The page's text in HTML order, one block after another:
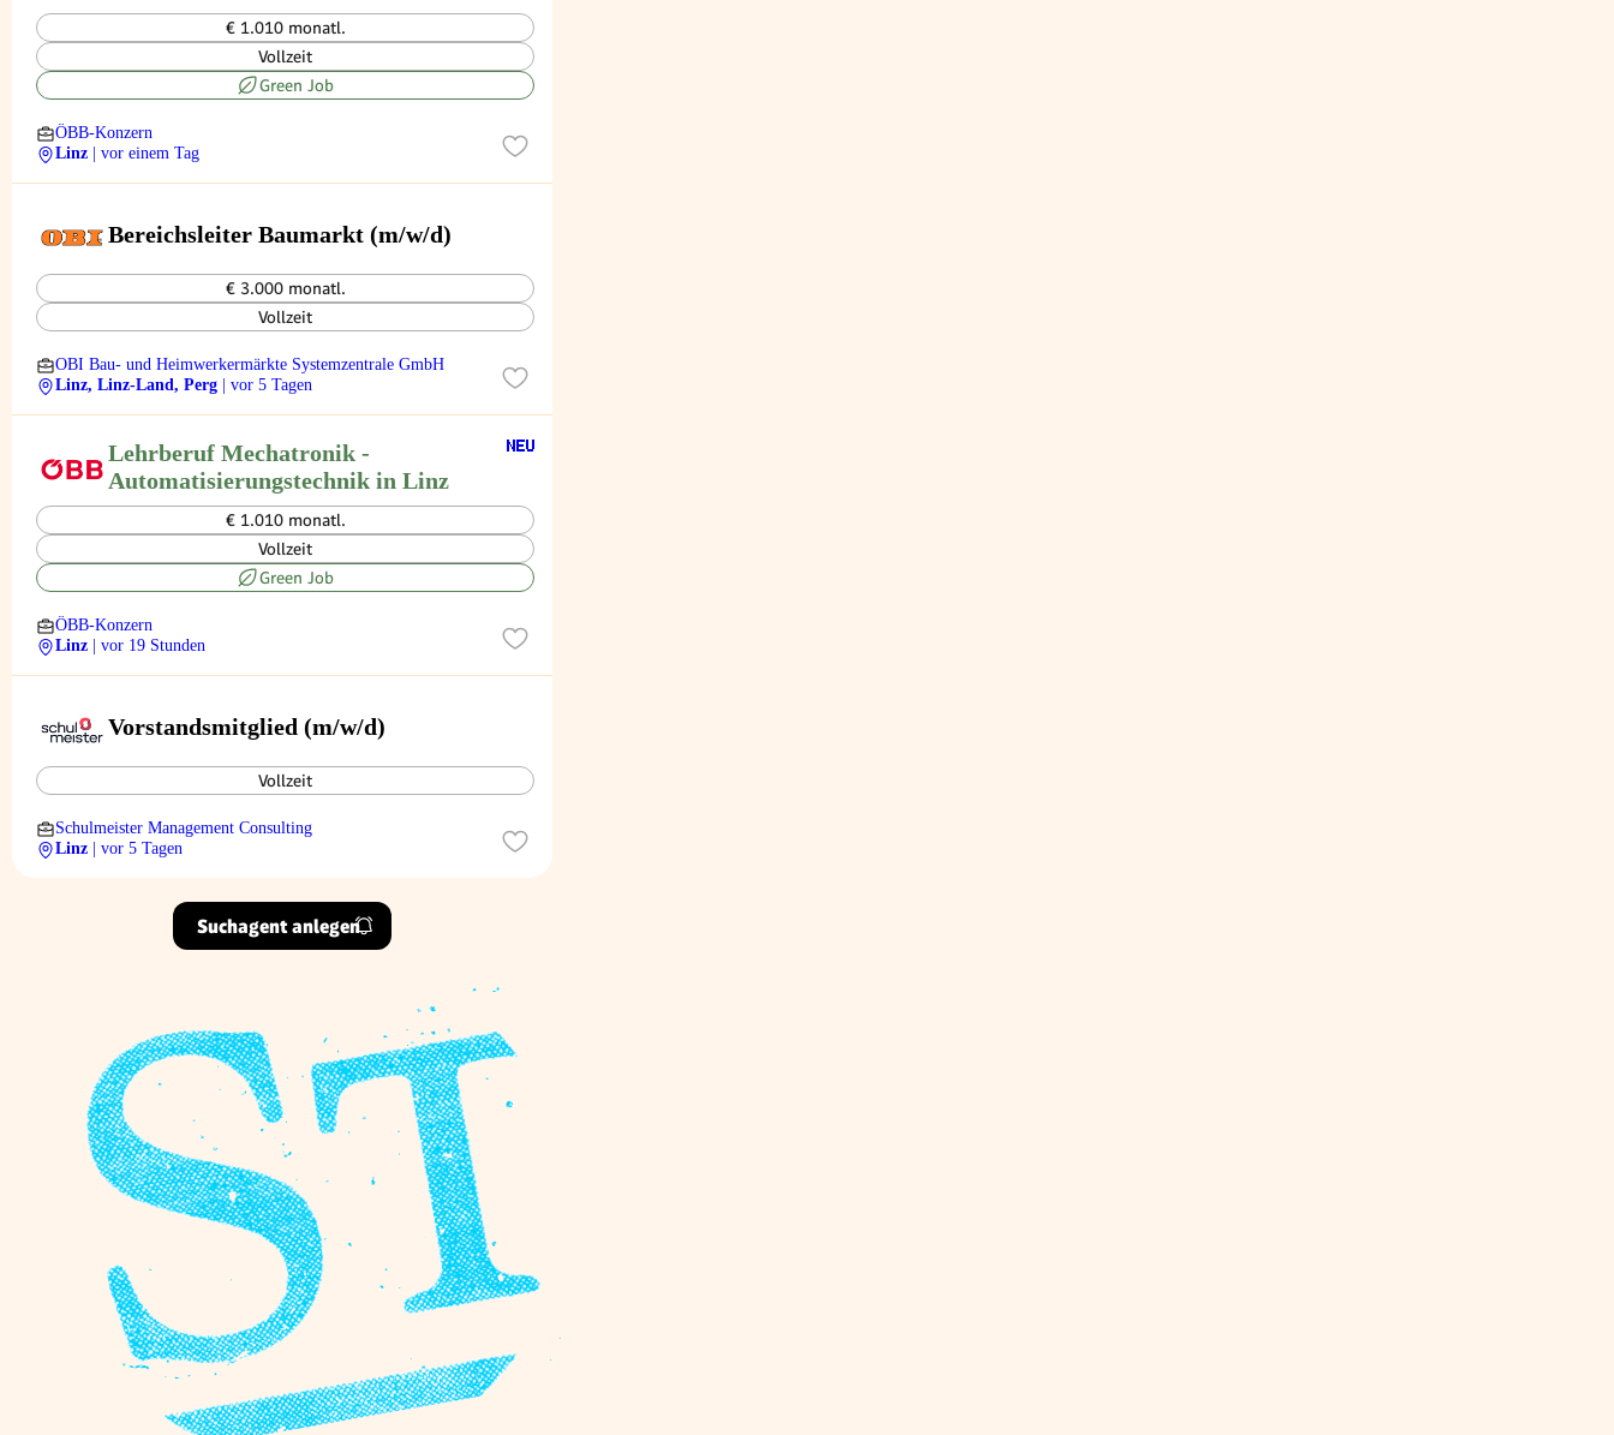
€ 1.010 monatl.
Vollzeit
Green Job
ÖBB-Konzern
Linz
| vor einem Tag
Bereichsleiter Baumarkt (m/w/d)
€ 3.000 monatl.
Vollzeit
OBI Bau- und Heimwerkermärkte Systemzentrale GmbH
Linz, Linz-Land, Perg
| vor 5 Tagen
Lehrberuf Mechatronik -
Automatisierungstechnik in Linz
€ 1.010 monatl.
Vollzeit
Green Job
ÖBB-Konzern
Linz
| vor 19 Stunden
Vorstandsmitglied (m/w/d)
Vollzeit
Schulmeister Management Consulting
Linz
| vor 5 Tagen
Suchagent anlegen